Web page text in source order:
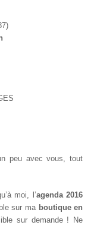
peu avec vous, tout
moi, l’agenda 2016
sur ma boutique en
sur demande ! Ne